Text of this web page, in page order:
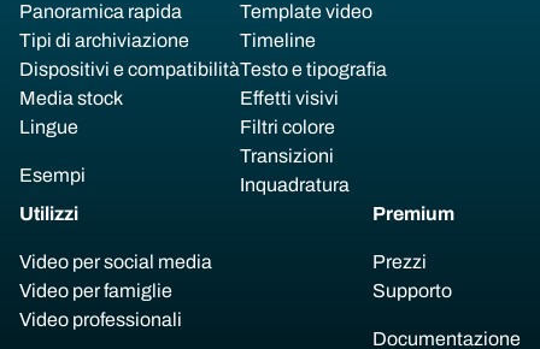
Panoramica rapida
Tipi di archiviazione
Dispositivi e compatibilità
Media stock
Lingue
Esempi
Template video
Timeline
Testo e tipografia
Effetti visivi
Filtri colore
Transizioni
Inquadratura
Utilizzi
Video per social media
Video per famiglie
Video professionali
Premium
Prezzi
Supporto
Documentazione